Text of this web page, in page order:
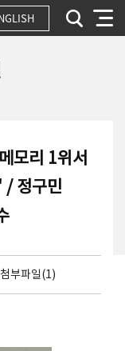
모리 1위서
/ 정구민
첨부파일(1)